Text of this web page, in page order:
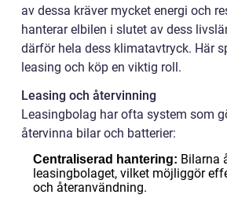
av dessa kräver mycket energi och
hanterar elbilen i slutet av dess
därför hela dess klimatavtryck. Här
leasing och köp en viktig roll.
Leasing och återvinning
Leasingbolag har ofta system som
återvinna bilar och batterier:
Centraliserad hantering: Bilarna
leasingbolaget, vilket möjliggör
och återanvändning.